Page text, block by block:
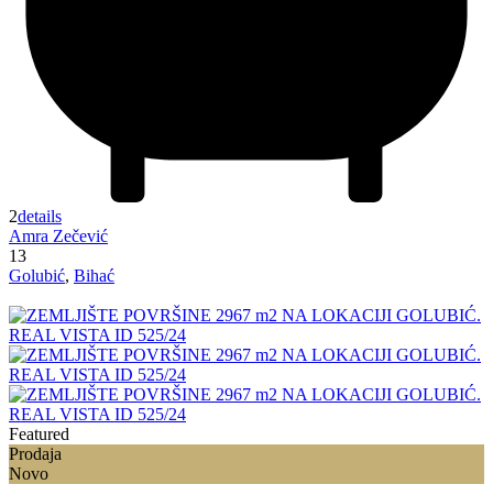
2details
Amra Zečević
13
Golubić, Bihać
Featured
Prodaja
Novo